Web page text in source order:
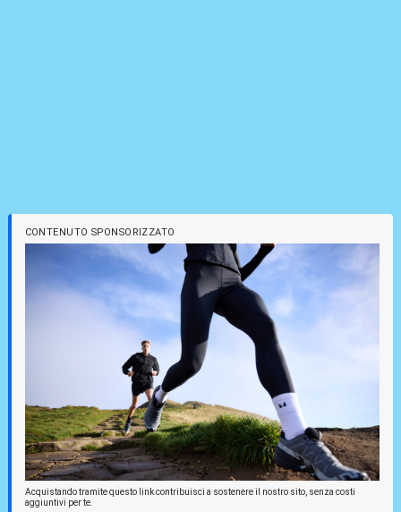
CONTENUTO SPONSORIZZATO
Acquistando tramite questo link contribuisci a sostenere il nostro sito, senza costi
aggiuntivi per te.